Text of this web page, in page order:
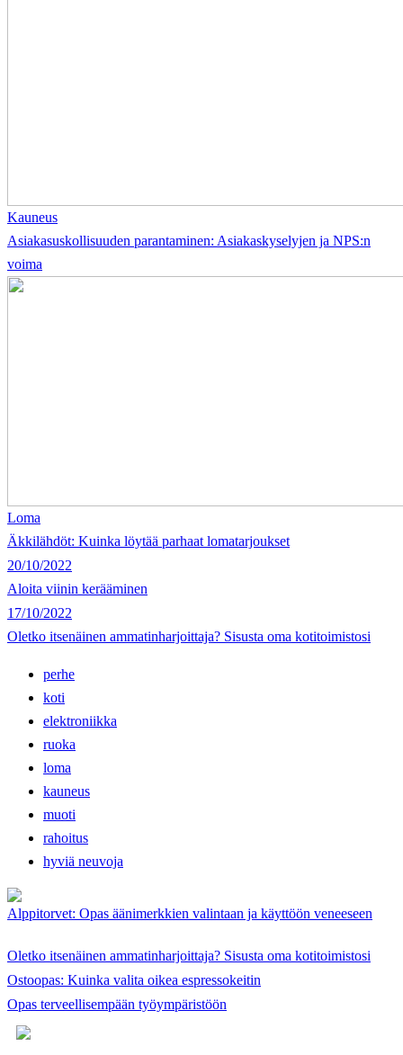
Kauneus
Asiakasuskollisuuden parantaminen: Asiakaskyselyjen ja NPS:n
voima
Loma
Äkkilähdöt: Kuinka löytää parhaat lomatarjoukset
20/10/2022
Aloita viinin kerääminen
17/10/2022
Oletko itsenäinen ammatinharjoittaja? Sisusta oma kotitoimistosi
perhe
koti
elektroniikka
ruoka
loma
kauneus
muoti
rahoitus
hyviä neuvoja
Alppitorvet: Opas äänimerkkien valintaan ja käyttöön veneeseen
Oletko itsenäinen ammatinharjoittaja? Sisusta oma kotitoimistosi
Ostoopas: Kuinka valita oikea espressokeitin
Opas terveellisempään työympäristöön